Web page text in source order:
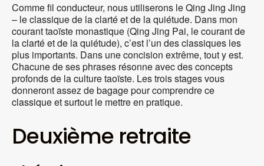
Comme fil conducteur, nous utiliserons le Qing Jing Jing
– le classique de la clarté et de la quiétude. Dans mon
courant taoïste monastique (Qing Jing Pai, le courant de
la clarté et de la quiétude), c’est l’un des classiques les
plus importants. Dans une concision extrême, tout y est.
Chacune de ses phrases résonne avec des concepts
profonds de la culture taoïste. Les trois stages vous
donneront assez de bagage pour comprendre ce
classique et surtout le mettre en pratique.
Deuxième retraite